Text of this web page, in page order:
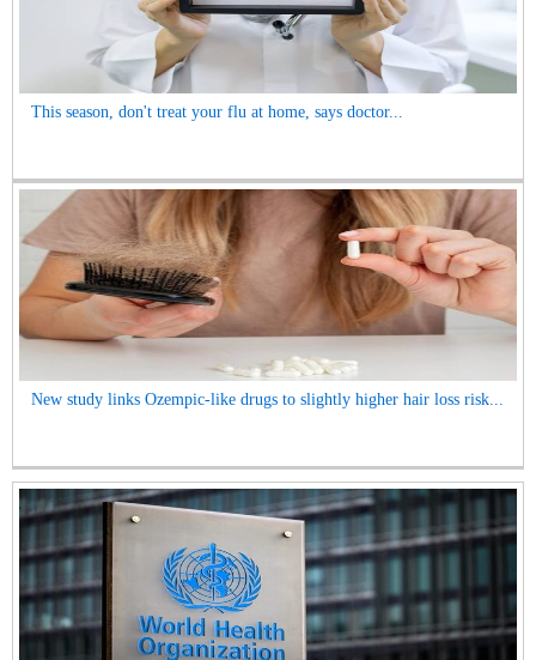
This season, don't treat your flu at home, says doctor...
New study links Ozempic-like drugs to slightly higher hair loss risk...